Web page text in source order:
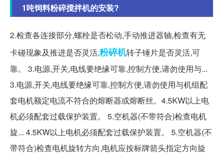
1吨饲料粉碎搅拌机的安装?
2.检查各连接部分,螺栓是否松动,手动推进器轴,检查有无
卡碰现象及推进是否灵活,粉碎机转子锤片是否灵活,可
靠。 3.电源,开关,电线要绝缘可靠,控制方便,请勿使用与...
3.电源,开关,电线要绝缘可靠,控制方便,请勿使用与机组配
套电机额定电流不符合的熔断器或熔断丝。4.5KW以上电
机必须配套过载保护装置。 5.空机器(不带符合)检查电机
旋... 4.5KW以上电机必须配套过载保护装置。 5.空机器(不
带符合)检查电机旋转方向,电机应按标牌箭头指定方向旋